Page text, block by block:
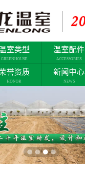
室类型
GREENHOUSE
温室配件
ACCESSORIES
誉资质
HONOR
新闻中心
NEWS